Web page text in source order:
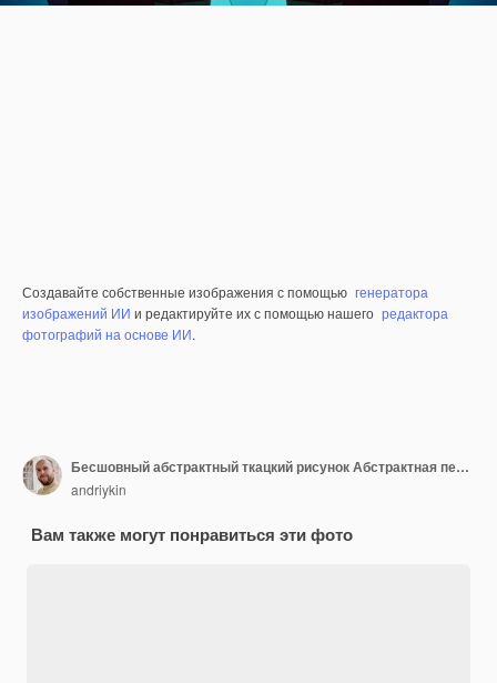
Создавайте собственные изображения с помощью генератора
изображений ИИ и редактируйте их с помощью нашего редактора
фотографий на основе ИИ.
Бесшовный абстрактный ткацкий рисунок Абстрактная переплетенная текстура
andriykin
Вам также могут понравиться эти фото